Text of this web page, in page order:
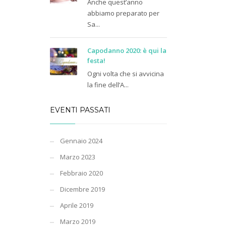
Anche quest’anno
abbiamo preparato per
Sa...
Capodanno 2020: è qui la
festa!
Ogni volta che si avvicina
la fine dell’A...
EVENTI PASSATI
Gennaio 2024
Marzo 2023
Febbraio 2020
Dicembre 2019
Aprile 2019
Marzo 2019